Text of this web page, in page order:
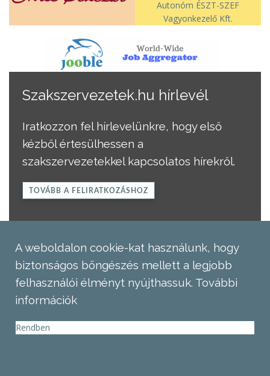
Autonóm ÉSZT-SZEF
Vagyonkezelő Kft.
Szakszervezetek.hu hírlevél
Iratkozzon fel hírlevelünkre, hogy első
kézből értesülhessen a
szakszervezetekkel kapcsolatos hírekről.
TOVÁBB A FELIRATKOZÁSHOZ
A weboldalon cookie-kat használunk, hogy
biztonságos böngészés mellett a legjobb
felhasználói élményt nyújthassuk. További
információk
Rendben